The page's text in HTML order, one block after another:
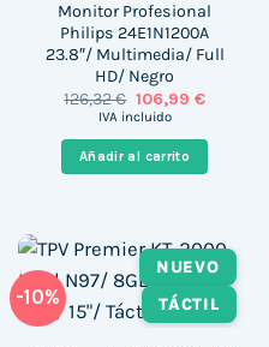
Monitor Profesional
Philips 24E1N1200A
23.8″/ Multimedia/ Full
HD/ Negro
126,32€ El
precio
era:
126,32 €.
106,99 €El
es:
IVA incluido
Añadir al carrito
-10%
NUEVO
TÁCTIL